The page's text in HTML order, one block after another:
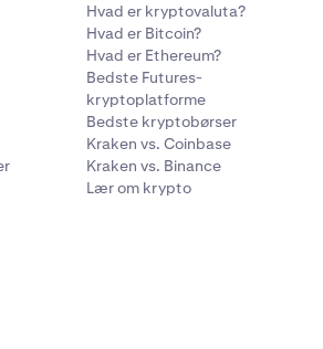
Hvad er kryptovaluta?
Hvad er Bitcoin?
Hvad er Ethereum?
Bedste Futures-
kryptoplatforme
Bedste kryptobørser
Kraken vs. Coinbase
Kraken vs. Binance
Lær om krypto